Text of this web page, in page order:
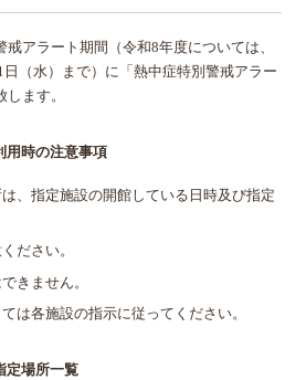
アラート期間（令和8年度については、
（水）まで）に「熱中症特別警戒アラー
します。
用時の注意事項
、指定施設の開館している日時及び指定
ださい。
きません。
は各施設の指示に従ってください。
定場所一覧